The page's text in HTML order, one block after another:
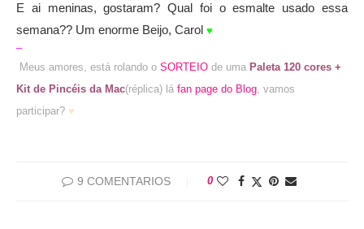
E ai meninas, gostaram? Qual foi o esmalte usado essa
semana?? Um enorme Beijo, Carol ♥
–
Meus amores, está rolando o SORTEIO de uma Paleta 120 cores +
Kit de Pincéis da Mac(réplica) lá fan page do Blog, vamos
participar? ♥
9 COMENTARIOS 0